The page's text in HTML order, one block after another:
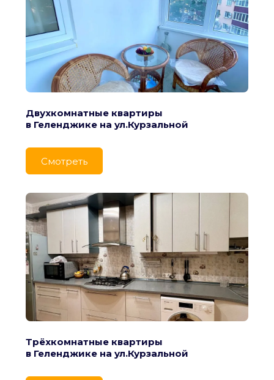
Двухкомнатные квартиры
в Геленджике на ул.Курзальной
Cмотреть
Трёхкомнатные квартиры
в Геленджике на ул.Курзальной